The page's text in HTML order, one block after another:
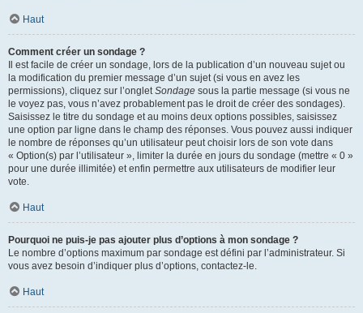
Haut
Comment créer un sondage ?
Il est facile de créer un sondage, lors de la publication d’un nouveau sujet ou
la modification du premier message d’un sujet (si vous en avez les
permissions), cliquez sur l’ongletSondage sous la partie message (si vous ne
le voyez pas, vous n’avez probablement pas le droit de créer des sondages).
Saisissez le titre du sondage et au moins deux options possibles, saisissez
une option par ligne dans le champ des réponses. Vous pouvez aussi indiquer
le nombre de réponses qu’un utilisateur peut choisir lors de son vote dans
« Option(s) par l’utilisateur », limiter la durée en jours du sondage (mettre « 0 »
pour une durée illimitée) et enfin permettre aux utilisateurs de modifier leur
vote.
Haut
Pourquoi ne puis-je pas ajouter plus d’options à mon sondage ?
Le nombre d’options maximum par sondage est défini par l’administrateur. Si
vous avez besoin d’indiquer plus d’options, contactez-le.
Haut